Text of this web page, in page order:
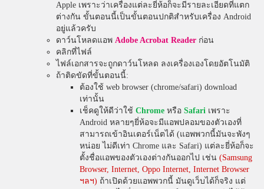
Apple เพราะว่าเครื่องแต่ละยี่ห้อก็จะมีรายละเอียดที่แตก
ต่างกัน ขั้นตอนนี้เป็นขั้นตอนปกติสำหรับเครื่อง Android
อยู่แล้วครับ
ดาว์นโหลดแอพ Adobe Acrobat Reader ก่อน
คลิกที่ไฟล์
ไฟล์เอกสารจะถูกดาว์นโหลด ลงเครื่องเองโดยอัตโนมัติ
ถ้าติดขัดที่ขั้นตอนนี้:
ต้องใช้ web browser (chrome/safari) download
เท่านั้น
เช็คดูให้ดีว่าใช้ Chrome หรือ Safari เพราะ
Android หลายๆยี่ห้อจะมีแอพปลอมของตัวเองที่
สามารถเข้าอินเตอร์เน็ตได้ (แอพพวกนี้มันจะพังๆ
หน่อย ไม่ดีเท่า Chrome และ Safari) แต่ละยี่ห้อก็จะ
ตั้งชื่อแอพของตัวเองต่างกันออกไป เช่น (Samsung
Browser, Internet, Oppo Internet, Internet Browser
ฯลฯ) ถ้าเปิดด้วยแอพพวกนี้ มันดูเว็บได้ก็จริง แต่